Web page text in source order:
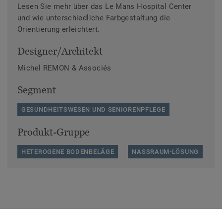
Lesen Sie mehr über das Le Mans Hospital Center
und wie unterschiedliche Farbgestaltung die
Orientierung erleichtert.
Designer/Architekt
Michel REMON & Associés
Segment
GESUNDHEITSWESEN UND SENIORENPFLEGE
Produkt-Gruppe
HETEROGENE BODENBELÄGE NASSRAUM-LÖSUNG